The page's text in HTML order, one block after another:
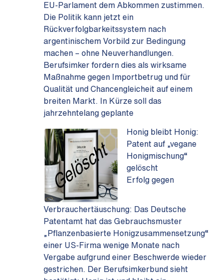
EU-Parlament dem Abkommen zustimmen.
Die Politik kann jetzt ein
Rückverfolgbarkeitssystem nach
argentinischem Vorbild zur Bedingung
machen – ohne Neuverhandlungen.
Berufsimker fordern dies als wirksame
Maßnahme gegen Importbetrug und für
Qualität und Chancengleicheit auf einem
breiten Markt. In Kürze soll das
jahrzehntelang geplante
Honig bleibt Honig:
Patent auf „vegane
Honigmischung“
gelöscht
Erfolg gegen
Verbrauchertäuschung: Das Deutsche
Patentamt hat das Gebrauchsmuster
„Pflanzenbasierte Honigzusammensetzung“
einer US-Firma wenige Monate nach
Vergabe aufgrund einer Beschwerde wieder
gestrichen. Der Berufsimkerbund sieht